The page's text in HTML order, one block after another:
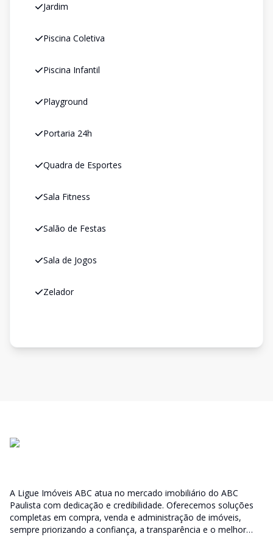
Jardim
Piscina Coletiva
Piscina Infantil
Playground
Portaria 24h
Quadra de Esportes
Sala Fitness
Salão de Festas
Sala de Jogos
Zelador
A Ligue Imóveis ABC atua no mercado imobiliário do ABC
Paulista com dedicação e credibilidade. Oferecemos soluções
completas em compra, venda e administração de imóveis,
sempre priorizando a confiança, a transparência e o melhor